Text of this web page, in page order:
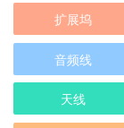
扩展坞
音频线
天线